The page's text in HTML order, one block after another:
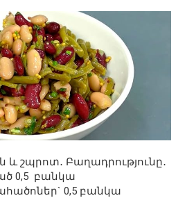
շպրոտ․ Բաղադրությունը․
0,5 բանկա
0,5 բանկա